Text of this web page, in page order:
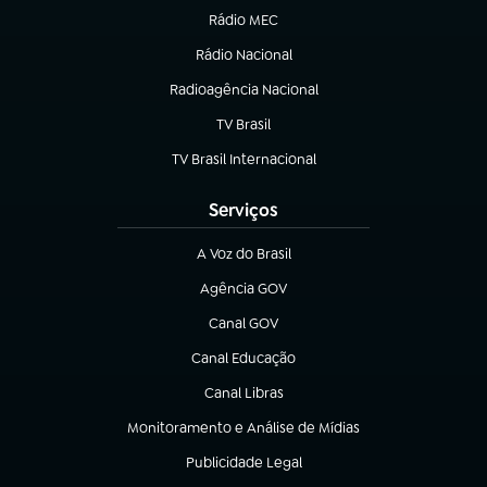
Rádio MEC
Rádio Nacional
(abre em nova aba)
Radioagência Nacional
(abre em nova aba)
TV Brasil
(abre em nova aba)
TV Brasil Internacional
(abre em nova aba)
Serviços
A Voz do Brasil
(abre em nova aba)
Agência GOV
(abre em nova aba)
Canal GOV
(abre em nova aba)
Canal Educação
(abre em nova aba)
Canal Libras
(abre em nova aba)
Monitoramento e Análise de Mídias
(abre em nova aba)
Publicidade Legal
(abre em nova aba)